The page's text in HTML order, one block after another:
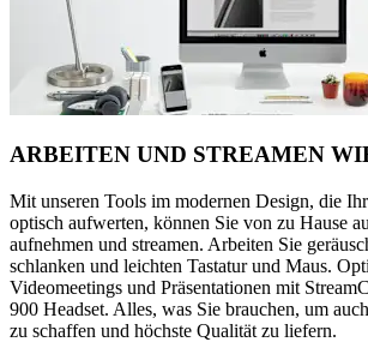
ARBEITEN UND STREAMEN
Mit unseren Tools im modernen Design, die
optisch aufwerten, können Sie von zu Hause
aufnehmen und streamen. Arbeiten Sie
schlanken und leichten Tastatur und Maus.
Videomeetings und Präsentationen mit
900 Headset. Alles, was Sie brauchen, um
zu schaffen und höchste Qualität zu liefern.